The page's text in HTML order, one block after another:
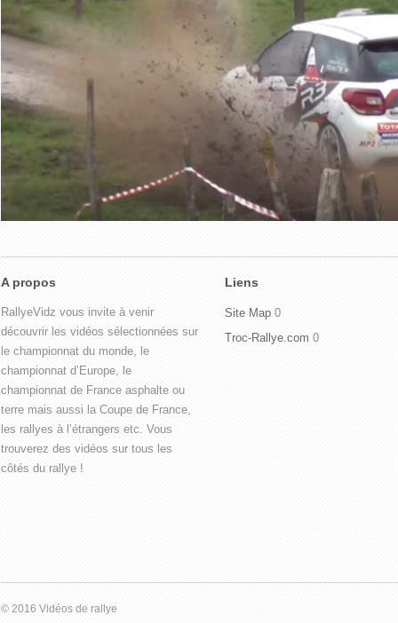
A propos
RallyeVidz vous invite à venir
découvrir les vidéos sélectionnées sur
le championnat du monde, le
championnat d’Europe, le
championnat de France asphalte ou
terre mais aussi la Coupe de France,
les rallyes à l’étrangers etc. Vous
trouverez des vidéos sur tous les
côtés du rallye !
Liens
Site Map 0
Troc-Rallye.com 0
© 2016 Vidéos de rallye